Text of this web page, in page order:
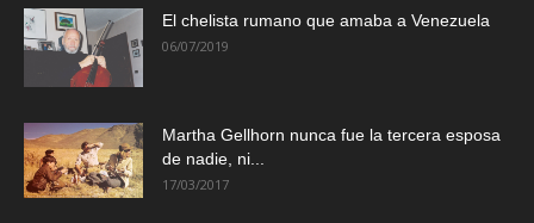
El chelista rumano que amaba a Venezuela
06/07/2019
Martha Gellhorn nunca fue la tercera esposa
de nadie, ni...
17/03/2017